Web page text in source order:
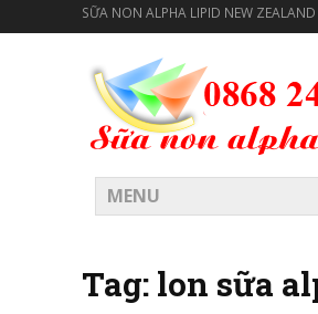
SỮA NON ALPHA LIPID NEW
MENU
Tag: lon sữa